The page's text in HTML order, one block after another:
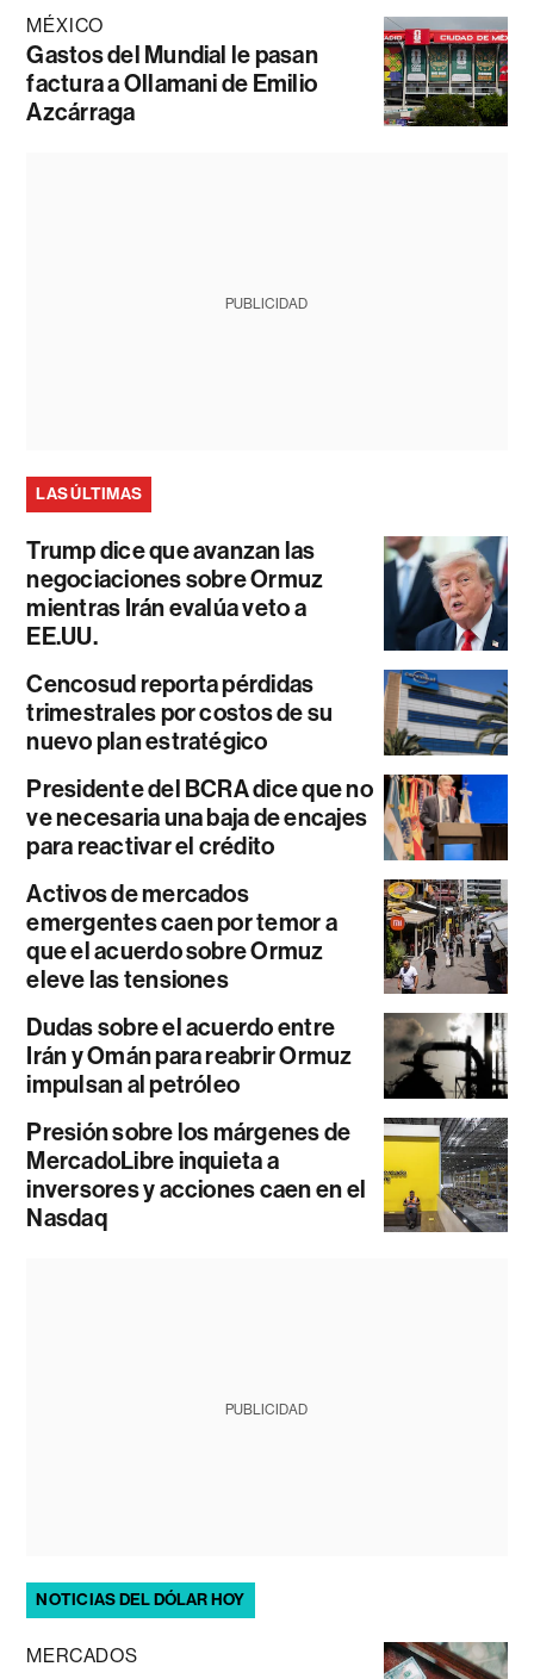
MÉXICO
Gastos del Mundial le pasan
factura a Ollamani de Emilio
Azcárraga
PUBLICIDAD
LAS ÚLTIMAS
Trump dice que avanzan las
negociaciones sobre Ormuz
mientras Irán evalúa veto a
EE.UU.
Cencosud reporta pérdidas
trimestrales por costos de su
nuevo plan estratégico
Presidente del BCRA dice que no
ve necesaria una baja de encajes
para reactivar el crédito
Activos de mercados
emergentes caen por temor a
que el acuerdo sobre Ormuz
eleve las tensiones
Dudas sobre el acuerdo entre
Irán y Omán para reabrir Ormuz
impulsan al petróleo
Presión sobre los márgenes de
MercadoLibre inquieta a
inversores y acciones caen en el
Nasdaq
PUBLICIDAD
NOTICIAS DEL DÓLAR HOY
MERCADOS